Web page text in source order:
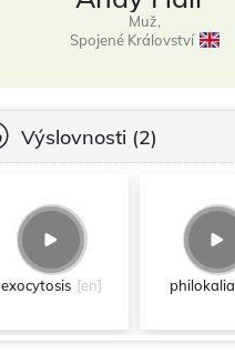
Muž,
Spojené Království
Výslovnosti (2)
exocytosis [en] philokalia